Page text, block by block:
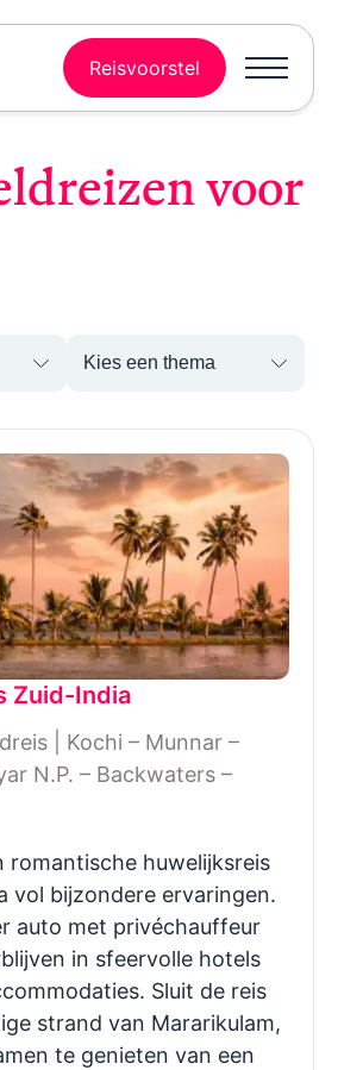
Reisvoorstel
voor
Zuid-India
| Kochi – Munnar –
N.P. – Backwaters –
romantische huwelijksreis
vol bijzondere ervaringen.
auto met privéchauffeur
in sfeervolle hotels
Sluit de reis
strand van Mararikulam,
te genieten van een